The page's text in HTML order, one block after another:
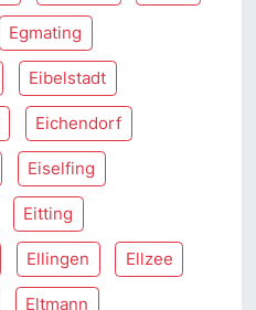
Egmating
Eibelstadt
Eichendorf
Eiselfing
Eitting
Ellingen Ellzee
Eltmann